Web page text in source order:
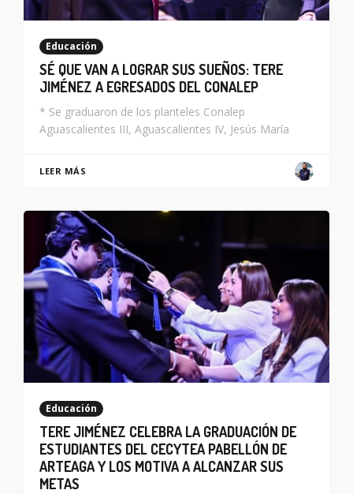
Educación
SÉ QUE VAN A LOGRAR SUS SUEÑOS: TERE
JIMÉNEZ A EGRESADOS DEL CONALEP
* Se graduaron de los planteles Conalep
Aguascalientes III, Aguascalientes IV, Jesús María
LEER MÁS
Educación
TERE JIMÉNEZ CELEBRA LA GRADUACIÓN DE
ESTUDIANTES DEL CECYTEA PABELLÓN DE
ARTEAGA Y LOS MOTIVA A ALCANZAR SUS
METAS